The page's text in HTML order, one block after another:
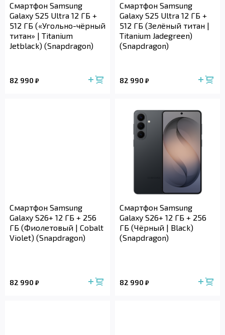
Смартфон Samsung
Galaxy S25 Ultra 12 ГБ +
512 ГБ («Угольно-чёрный
титан» | Titanium
Jetblack) (Snapdragon)
82 990 ₽
Смартфон Samsung
Galaxy S25 Ultra 12 ГБ +
512 ГБ (Зелёный титан |
Titanium Jadegreen)
(Snapdragon)
82 990 ₽
Смартфон Samsung
Galaxy S26+ 12 ГБ + 256
ГБ (Фиолетовый | Cobalt
Violet) (Snapdragon)
82 990 ₽
Смартфон Samsung
Galaxy S26+ 12 ГБ + 256
ГБ (Чёрный | Black)
(Snapdragon)
82 990 ₽